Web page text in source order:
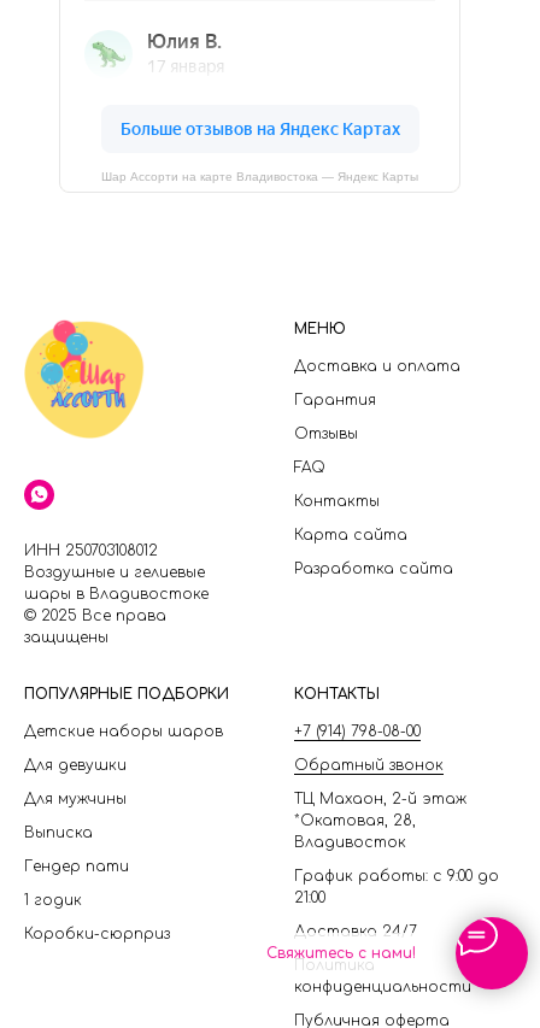
Свяжитесь с нами!
Шар Ассорти на карте Владивостока — Яндекс Карты
ИНН 250703108012
Воздушные и гелиевые
шары в Владивостоке
© 2025 Все права
защищены
МЕНЮ
Доставка и оплата
Гарантия
Отзывы
FAQ
Контакты
Карта сайта
Разработка сайта
ПОПУЛЯРНЫЕ ПОДБОРКИ
Детские наборы шаров
Для девушки
Для мужчины
Выписка
Гендер пати
1 годик
Коробки-сюрприз
КОНТАКТЫ
+7 (914) 798-08-00
Обратный звонок
ТЦ Махаон, 2-й этаж
*Окатовая, 28,
Владивосток
График работы: с 9:00 до
21:00
Доставка 24/7
Политика
конфиденциальности
Публичная оферта